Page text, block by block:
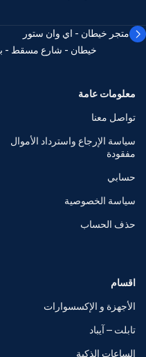
متجر خيطان - اي وان ستور
خيطان - شارع مسقط -
معلومات عامة
تواصل معنا
سياسة الإرجاع واسترداد الأموال
مفقودة
حسابي
سياسة الخصوصية
حذف الحساب
اقسام
الأجهزة و الإكسسوارات
تابلت – آيباد
الساعات الذكية